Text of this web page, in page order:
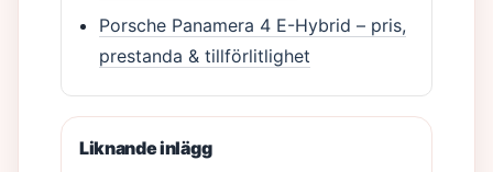
Porsche Panamera 4 E-Hybrid – pris,
prestanda & tillförlitlighet
Liknande inlägg